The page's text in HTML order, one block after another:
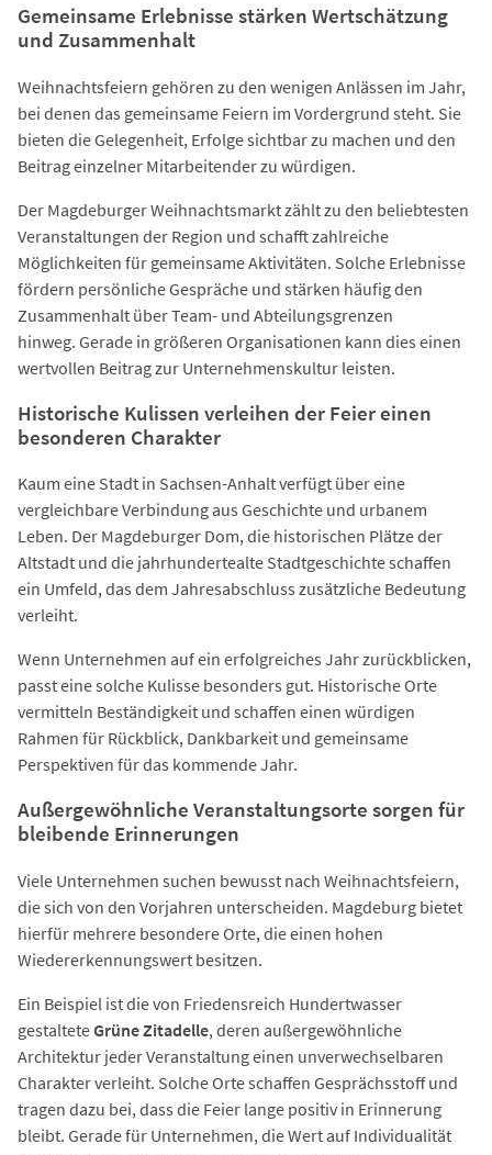
Gemeinsame Erlebnisse stärken Wertschätzung
und Zusammenhalt
Weihnachtsfeiern gehören zu den wenigen Anlässen im Jahr,
bei denen das gemeinsame Feiern im Vordergrund steht. Sie
bieten die Gelegenheit, Erfolge sichtbar zu machen und den
Beitrag einzelner Mitarbeitender zu würdigen.
Der Magdeburger Weihnachtsmarkt zählt zu den beliebtesten
Veranstaltungen der Region und schafft zahlreiche
Möglichkeiten für gemeinsame Aktivitäten. Solche Erlebnisse
fördern persönliche Gespräche und stärken häufig den
Zusammenhalt über Team- und Abteilungsgrenzen
hinweg. Gerade in größeren Organisationen kann dies einen
wertvollen Beitrag zur Unternehmenskultur leisten.
Historische Kulissen verleihen der Feier einen
besonderen Charakter
Kaum eine Stadt in Sachsen-Anhalt verfügt über eine
vergleichbare Verbindung aus Geschichte und urbanem
Leben. Der Magdeburger Dom, die historischen Plätze der
Altstadt und die jahrhundertealte Stadtgeschichte schaffen
ein Umfeld, das dem Jahresabschluss zusätzliche Bedeutung
verleiht.
Wenn Unternehmen auf ein erfolgreiches Jahr zurückblicken,
passt eine solche Kulisse besonders gut. Historische Orte
vermitteln Beständigkeit und schaffen einen würdigen
Rahmen für Rückblick, Dankbarkeit und gemeinsame
Perspektiven für das kommende Jahr.
Außergewöhnliche Veranstaltungsorte sorgen für
bleibende Erinnerungen
Viele Unternehmen suchen bewusst nach Weihnachtsfeiern,
die sich von den Vorjahren unterscheiden. Magdeburg bietet
hierfür mehrere besondere Orte, die einen hohen
Wiedererkennungswert besitzen.
Ein Beispiel ist die von Friedensreich Hundertwasser
gestalteteGrüne Zitadelle, deren außergewöhnliche
Architektur jeder Veranstaltung einen unverwechselbaren
Charakter verleiht. Solche Orte schaffen Gesprächsstoff und
tragen dazu bei, dass die Feier lange positiv in Erinnerung
bleibt. Gerade für Unternehmen, die Wert auf Individualität